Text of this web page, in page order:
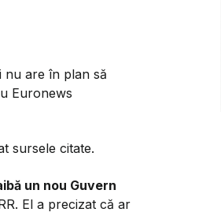
nu are în plan să
Euronews
sursele citate.
un nou Guvern
El a precizat că ar